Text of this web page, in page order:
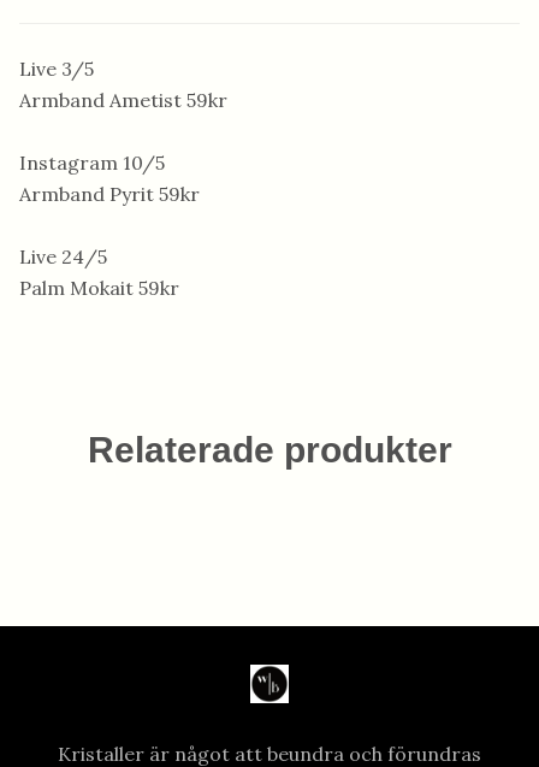
Live 3/5
Armband Ametist 59kr
Instagram 10/5
Armband Pyrit 59kr
Live 24/5
Palm Mokait 59kr
Relaterade produkter
Kristaller är något att beundra och förundras